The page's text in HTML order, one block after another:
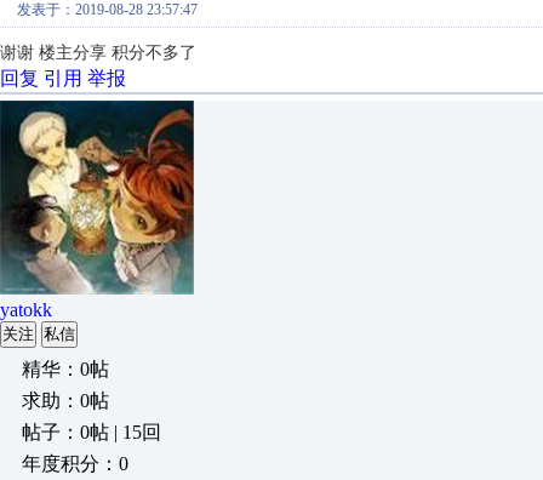
发表于：2019-08-28 23:57:47
谢谢 楼主分享 积分不多了
回复 引用 举报
yatokk
关注 私信
精华：0帖
求助：0帖
帖子：0帖 | 15回
年度积分：0